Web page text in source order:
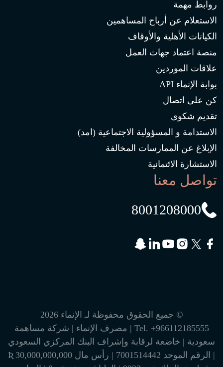
روابط مهمة
الاستعلام عن أرباح المساهمين
الكيانات الأهلية والأوقاف
منصة اعتماد جهات العمل
علاقات الموردين
بوابة الإنماء API
كن على اتصال
تقديم شكوى
الاستدامة و المسؤولية الاجتماعية (امد)
الإبلاغ عن الممارسات المخالفة
الاستشارة الائتمانية
تواصل معنا
8001208000
© جميع الحقوق محفوظة لـ الإنماء 2026
Tel. +966112185555
| مصرف الإنماء | شركة مساهمة
سعودية | خاضعة لرقابة وإشراف البنك المركزي السعودي
| الرقم الموحد 7001514442 | رأس مال 30,000,000,000 Ʀ